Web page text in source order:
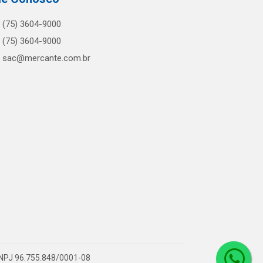
(75) 3604-9000
(75) 3604-9000
sac@mercante.com.br
96.755.848/0001-08